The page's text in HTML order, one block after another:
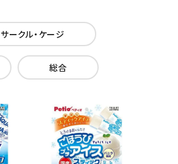
サークル・ケージ
総合